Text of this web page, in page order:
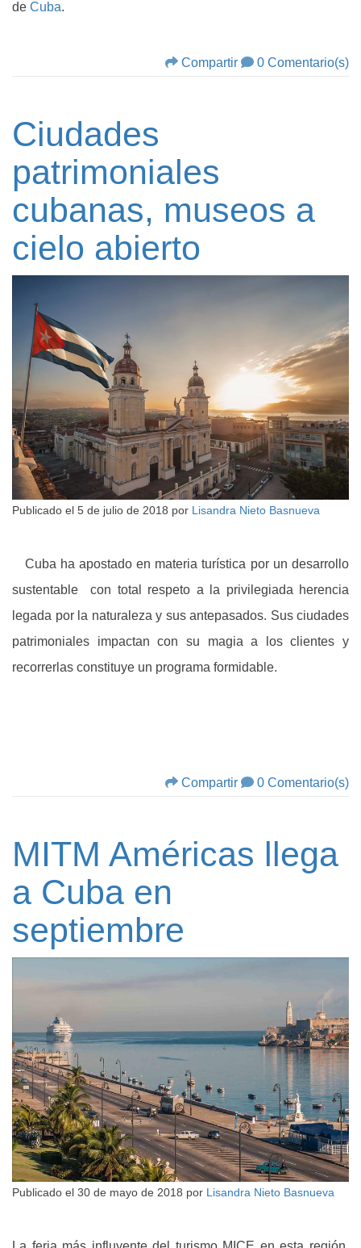
de Cuba.
Compartir 0 Comentario(s)
Ciudades
patrimoniales
cubanas, museos a
cielo abierto
Publicado el 5 de julio de 2018 por Lisandra Nieto Basnueva
Cuba ha apostado en materia turística por un desarrollo
sustentable con total respeto a la privilegiada herencia
legada por la naturaleza y sus antepasados. Sus ciudades
patrimoniales impactan con su magia a los clientes y
recorrerlas constituye un programa formidable.
Compartir 0 Comentario(s)
MITM Américas llega
a Cuba en
septiembre
Publicado el 30 de mayo de 2018 por Lisandra Nieto Basnueva